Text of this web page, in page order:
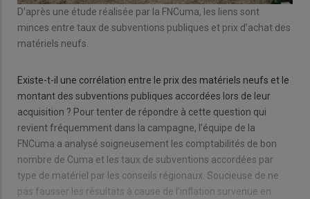
D’après une étude réalisée par la FNCuma, les liens sont
minces entre taux de subventions publiques et prix d’achat des
matériels neufs.
Existe-t-il une corrélation entre le prix des matériels neufs et le
montant des subventions publiques accordées lors de leur
acquisition ? Pour tenter de répondre à cette question qui
revient fréquemment dans la campagne, l’équipe de la
FNCuma a analysé soigneusement les comptabilités de bon
nombre de Cuma et les taux de subventions accordées par
type de matériel par les conseils régionaux. Soucieuse de ne
pas fausser les résultats à cause de l’inflation survenue en